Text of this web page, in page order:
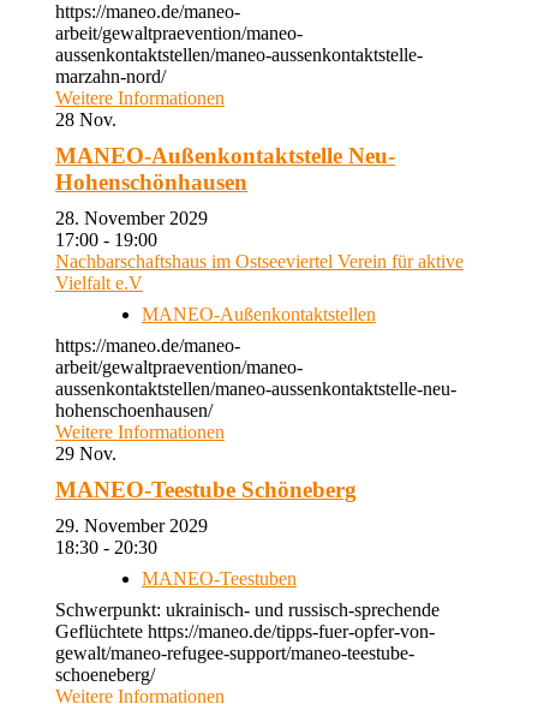
https://maneo.de/maneo-
arbeit/gewaltpraevention/maneo-
aussenkontaktstellen/maneo-aussenkontaktstelle-
marzahn-nord/
Weitere Informationen
28 Nov.
MANEO-Außenkontaktstelle Neu-
Hohenschönhausen
28. November 2029
17:00 - 19:00
Nachbarschaftshaus im Ostseeviertel Verein für aktive
Vielfalt e.V
MANEO-Außenkontaktstellen
https://maneo.de/maneo-
arbeit/gewaltpraevention/maneo-
aussenkontaktstellen/maneo-aussenkontaktstelle-neu-
hohenschoenhausen/
Weitere Informationen
29 Nov.
MANEO-Teestube Schöneberg
29. November 2029
18:30 - 20:30
MANEO-Teestuben
Schwerpunkt: ukrainisch- und russisch-sprechende
Geflüchtete https://maneo.de/tipps-fuer-opfer-von-
gewalt/maneo-refugee-support/maneo-teestube-
schoeneberg/
Weitere Informationen